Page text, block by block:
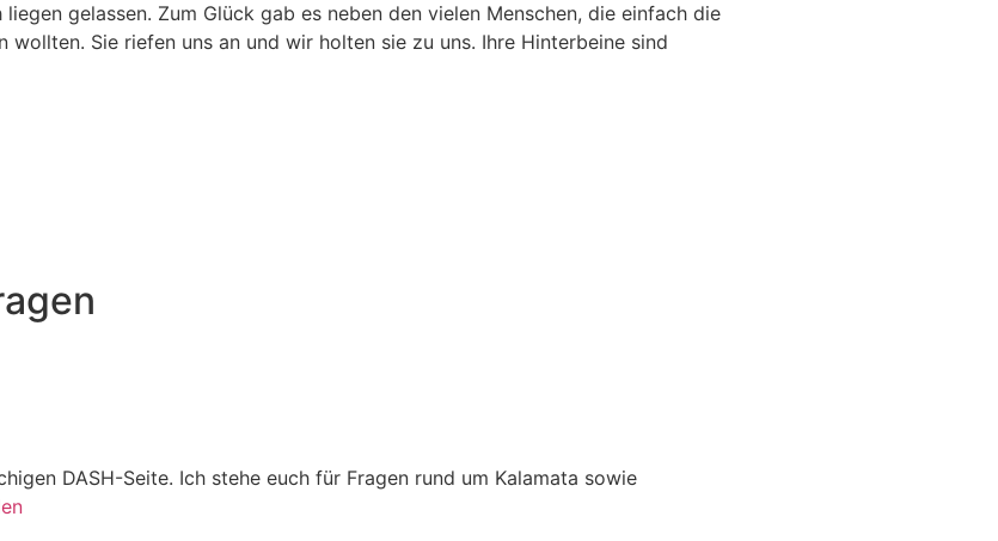
gelassen. Zum Glück gab es neben den vielen Menschen, die einfach die
Sie riefen uns an und wir holten sie zu uns. Ihre Hinterbeine sind
DASH-Seite. Ich stehe euch für Fragen rund um Kalamata sowie